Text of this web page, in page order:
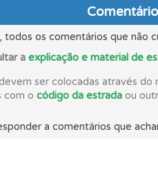
usamos na plataforma.
perfil.
para ir a exame.
quando tem dúvidas.
todos os comentários que não
a explicação e material de
ser colocadas através do
com o código da estrada ou
a comentários que